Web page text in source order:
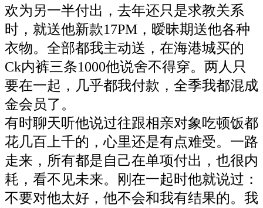
欢为另一半付出，去年还只是求教关系
时，就送他新款17PM，暧昧期送他各种
衣物。全部都我主动送，在海港城买的
Ck内裤三条1000他说舍不得穿。两人只
要在一起，几乎都我付款，全季我都混成
金会员了。
有时聊天听他说过往跟相亲对象吃顿饭都
花几百上千的，心里还是有点难受。一路
走来，所有都是自己在单项付出，也很内
耗，看不见未来。刚在一起时他就说过：
不要对他太好，他不会和我有结果的。我